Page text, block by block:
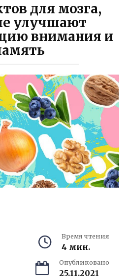
для мозга,
улучшают
внимания и
Время чтения
4 мин.
Опубликовано
25.11.2021